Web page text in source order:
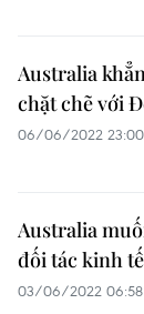
Australia
chặt chẽ với
06/06/2022 23:00
Australia
đối tác kinh
03/06/2022 06:58